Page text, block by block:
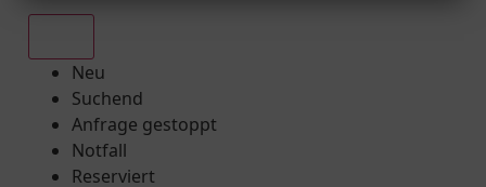
Neu
Suchend
Anfrage gestoppt
Notfall
Reserviert